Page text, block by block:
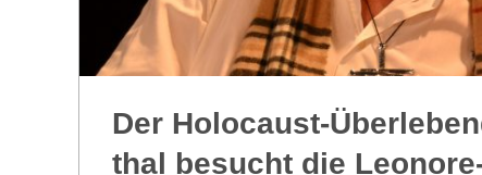
O
L
DDer Holo­caust-
thal besucht die